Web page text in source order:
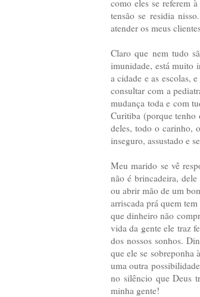
como eles se referem
tensão se residia
atender os meus
Claro que nem tudo
imunidade, está muito
a cidade e as escolas,
consultar com a
mudança toda e com
Curitiba (porque tenho
deles, todo o carinho,
inseguro, assustado e
Meu marido se vê
não é brincadeira,
ou abrir mão de um
arriscada prá quem
que dinheiro não
vida da gente ele traz
dos nossos sonhos.
que ele se sobreponha
uma outra
no silêncio que Deus
minha gente!